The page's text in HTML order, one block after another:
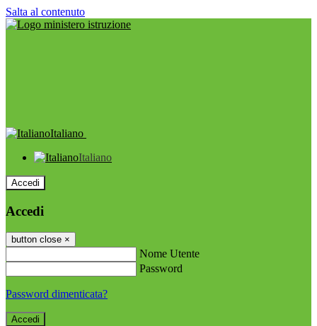
Salta al contenuto
Italiano
Italiano
Accedi
Accedi
button close ×
Nome Utente
Password
Password dimenticata?